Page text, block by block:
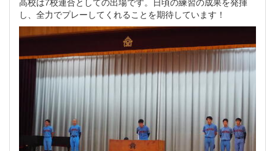
し、全力でプレーしてくれることを期待しています！